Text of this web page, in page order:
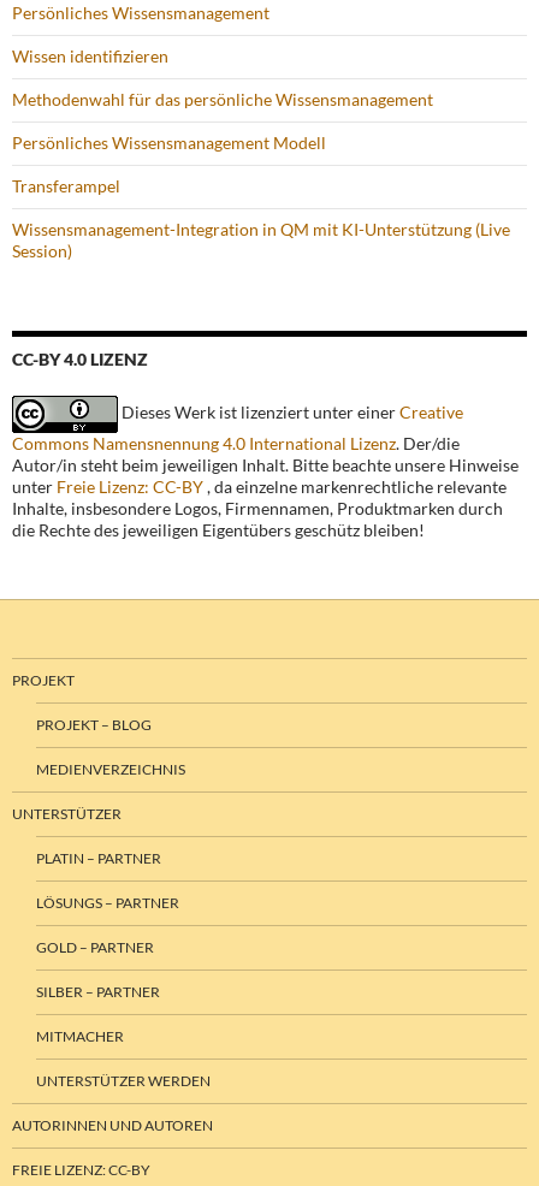
Persönliches Wissensmanagement
Wissen identifizieren
Methodenwahl für das persönliche Wissensmanagement
Persönliches Wissensmanagement Modell
Transferampel
Wissensmanagement-Integration in QM mit KI-Unterstützung (Live
Session)
CC-BY 4.0 LIZENZ
Dieses Werk ist lizenziert unter einerCreative
Commons Namensnennung 4.0 International Lizenz. Der/die
Autor/in steht beim jeweiligen Inhalt. Bitte beachte unsere Hinweise
unter Freie Lizenz: CC-BY, da einzelne markenrechtliche relevante
Inhalte, insbesondere Logos, Firmennamen, Produktmarken durch
die Rechte des jeweiligen Eigentübers geschütz bleiben!
PROJEKT
PROJEKT – BLOG
MEDIENVERZEICHNIS
UNTERSTÜTZER
PLATIN – PARTNER
LÖSUNGS – PARTNER
GOLD – PARTNER
SILBER – PARTNER
MITMACHER
UNTERSTÜTZER WERDEN
AUTORINNEN UND AUTOREN
FREIE LIZENZ: CC-BY